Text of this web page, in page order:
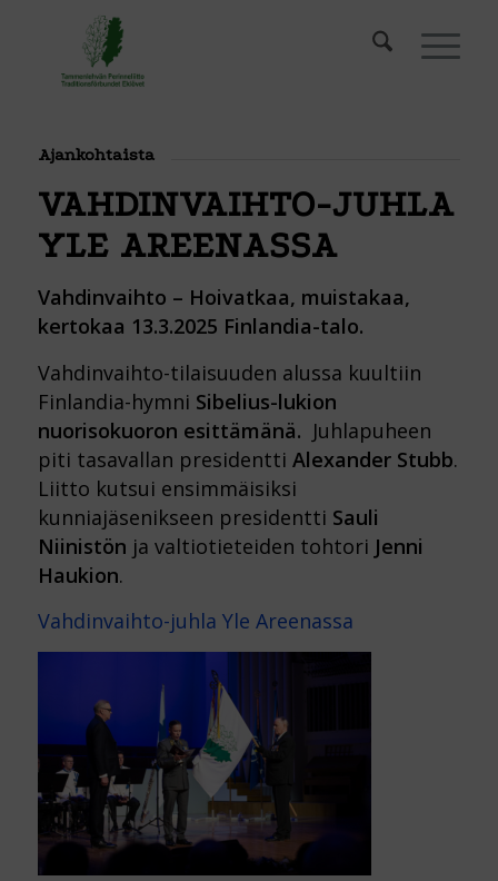
Ajankohtaista
VAHDINVAIHTO-JUHLA
YLE AREENASSA
Vahdinvaihto – Hoivatkaa, muistakaa,
kertokaa 13.3.2025 Finlandia-talo.
Vahdinvaihto-tilaisuuden alussa kuultiin
Finlandia-hymni Sibelius-lukion
nuorisokuoron esittämänä. Juhlapuheen
piti tasavallan presidentti Alexander Stubb.
Liitto kutsui ensimmäisiksi
kunniajäsenikseen presidentti Sauli
Niinistön ja valtiotieteiden tohtori Jenni
Haukion.
Vahdinvaihto-juhla Yle Areenassa